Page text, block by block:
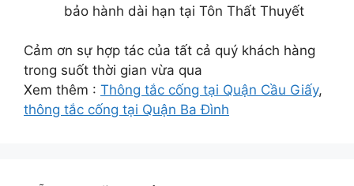
bảo hành dài hạn tại Tôn Thất Thuyết
Cảm ơn sự hợp tác của tất cả quý khách hàng
trong suốt thời gian vừa qua
Xem thêm : Thông tắc cống tại Quận Cầu Giấy,
thông tắc cống tại Quận Ba Đình